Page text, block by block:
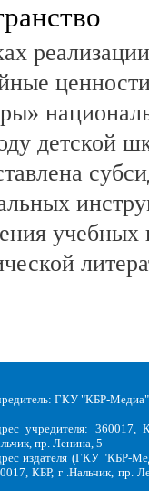
детской
учебных
ГКУ "КБР-Медиа"
учредителя: 360017,
пр. Ленина, 5
издателя (ГКУ "КБР-
КБР, г .Нальчик, пр.